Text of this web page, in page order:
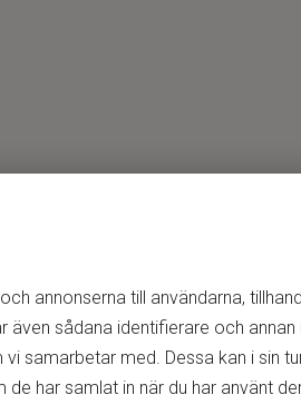
annonserna till användarna,
sådana identifierare och
samarbetar med. Dessa kan i sin
har samlat in när du har använt